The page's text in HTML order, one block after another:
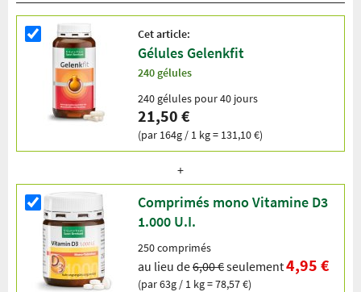
Cet article:
Gélules Gelenkfit
240 gélules
240 gélules pour 40 jours
21,50 €
(par 164g / 1 kg = 131,10 €)
Comprimés mono Vitamine D3
1.000 U.I.
250 comprimés
au lieu de6,00 €seulement4,95 €
(par 63g / 1 kg = 78,57 €)